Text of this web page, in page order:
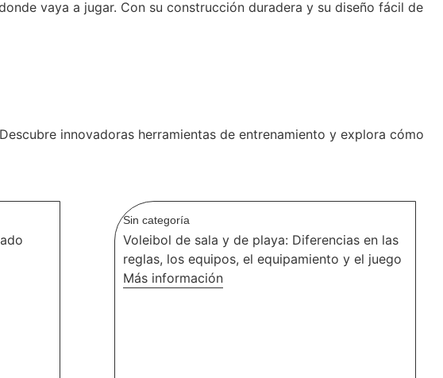
vaya a jugar. Con su construcción duradera y su diseño fácil de
innovadoras herramientas de entrenamiento y explora cómo
Sin categoría
Voleibol de sala y de playa: Diferencias en las
reglas, los equipos, el equipamiento y el juego
Más información